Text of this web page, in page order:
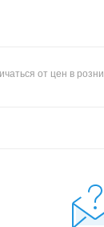
от цен в